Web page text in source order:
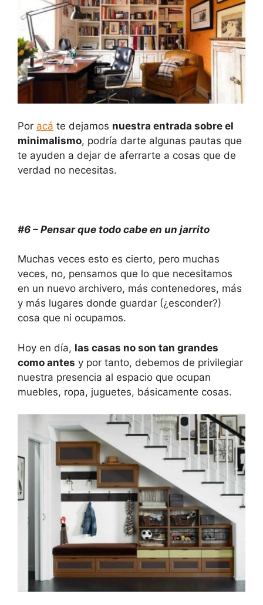
Por acá te dejamos nuestra entrada sobre el
minimalismo, podría darte algunas pautas que
te ayuden a dejar de aferrarte a cosas que de
verdad no necesitas.
#6 – Pensar que todo cabe en un jarrito
Muchas veces esto es cierto, pero muchas
veces, no, pensamos que lo que necesitamos
en un nuevo archivero, más contenedores, más
y más lugares donde guardar (¿esconder?)
cosa que ni ocupamos.
Hoy en día, las casas no son tan grandes
como antes y por tanto, debemos de privilegiar
nuestra presencia al espacio que ocupan
muebles, ropa, juguetes, básicamente cosas.